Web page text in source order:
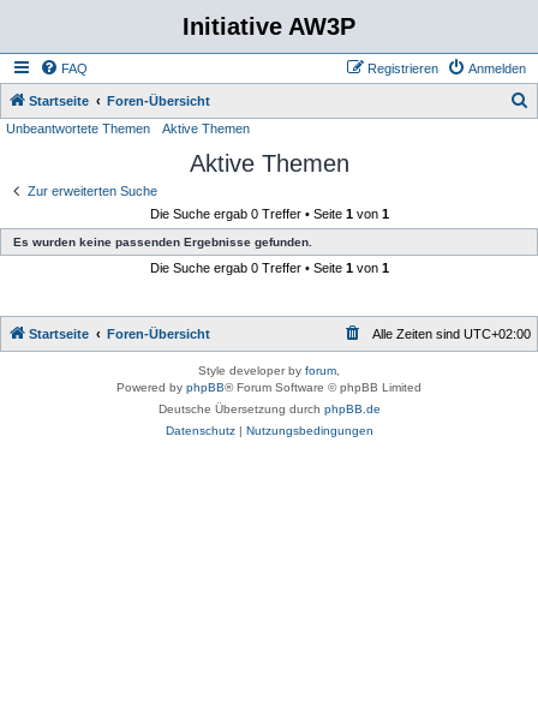
Initiative AW3P
FAQ Anmelden
Registrieren
Startseite Foren-Übersicht
Unbeantwortete Themen Aktive Themen
Aktive Themen
Zur erweiterten Suche
Die Suche ergab 0 Treffer • Seite 1von 1
Es wurden keine passenden Ergebnisse gefunden.
Die Suche ergab 0 Treffer • Seite 1von 1
Startseite Foren-Übersicht Alle Zeiten sind UTC+02:00
Style developer by forum
Powered by phpBB® Forum Software © phpBB Limited
Deutsche Übersetzung durch phpBB.de
Datenschutz| Nutzungsbedingungen